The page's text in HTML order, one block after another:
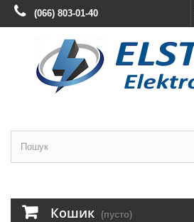
(066) 803-01-40
Кошик (пусто)